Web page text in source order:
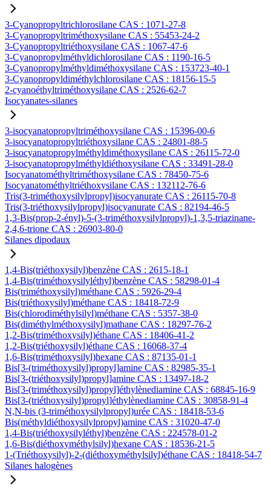
3-Cyanopropyltrichlorosilane CAS : 1071-27-8
3-Cyanopropyltriméthoxysilane CAS : 55453-24-2
3-Cyanopropyltriéthoxysilane CAS : 1067-47-6
3-Cyanopropylméthyldichlorosilane CAS : 1190-16-5
3-Cyanopropylméthyldiméthoxysilane CAS : 153723-40-1
3-Cyanopropyldiméthylchlorosilane CAS : 18156-15-5
2-cyanoéthyltriméthoxysilane CAS : 2526-62-7
Isocyanates-silanes
3-isocyanatopropyltriméthoxysilane CAS : 15396-00-6
3-isocyanatopropyltriéthoxysilane CAS : 24801-88-5
3-isocyanatopropylméthyldiméthoxysilane CAS : 26115-72-0
3-isocyanatopropylméthyldiéthoxysilane CAS : 33491-28-0
Isocyanatométhyltriméthoxysilane CAS : 78450-75-6
Isocyanatométhyltriéthoxysilane CAS : 132112-76-6
Tris(3-triméthoxysilylpropyl)isocyanurate CAS : 26115-70-8
Tris(3-triéthoxysilylpropyl)isocyanurate CAS : 82194-46-5
1,3-Bis(prop-2-ényl)-5-(3-triméthoxysilylpropyl)-1,3,5-triazinane-
2,4,6-trione CAS : 26903-80-0
Silanes dipodaux
1,4-Bis(triéthoxysilyl)benzène CAS : 2615-18-1
1,4-Bis(triméthoxysilyléthyl)benzène CAS : 58298-01-4
Bis(triméthoxysilyl)méthane CAS : 5926-29-4
Bis(triéthoxysilyl)méthane CAS : 18418-72-9
Bis(chlorodiméthylsilyl)méthane CAS : 5357-38-0
Bis(diméthylméthoxysilyl)mathane CAS : 18297-76-2
1,2-Bis(triméthoxysilyl)éthane CAS : 18406-41-2
1,2-Bis(triéthoxysilyl)éthane CAS : 16068-37-4
1,6-Bis(triméthoxysilyl)hexane CAS : 87135-01-1
Bis[3-(triméthoxysilyl)propyl]amine CAS : 82985-35-1
Bis[3-(triéthoxysilyl)propyl]amine CAS : 13497-18-2
Bis[3-(triméthoxysilyl)propyl]éthylènediamine CAS : 68845-16-9
Bis[3-(triéthoxysilyl)propyl]éthylènediamine CAS : 30858-91-4
N,N-bis (3-triméthoxysilylpropyl)urée CAS : 18418-53-6
Bis(méthyldiéthoxysilylpropyl)amine CAS : 31020-47-0
1,4-Bis(triéthoxysilyléthyl)benzène CAS : 224578-01-2
1,6-Bis(diéthoxyméthylsilyl)hexane CAS : 18536-21-5
1-(Triéthoxysilyl)-2-(diéthoxyméthylsilyl)éthane CAS : 18418-54-7
Silanes halogènes